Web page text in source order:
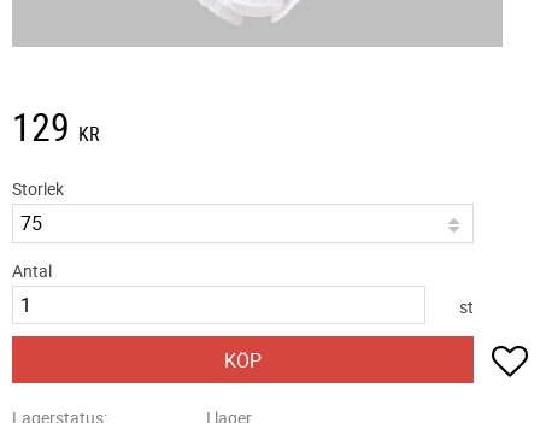
129 KR
Storlek
Antal
st
KÖP
Lagerstatus
I lager